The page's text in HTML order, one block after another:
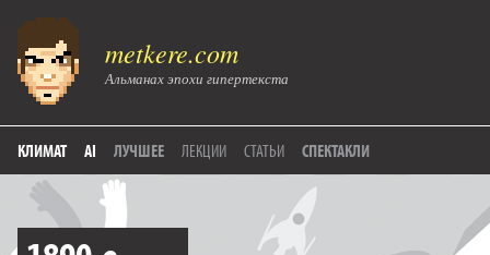
metkere.com
Альманах эпохи гипертекста
КЛИМАТ AI ЛУЧШЕЕ ЛЕКЦИИ СТАТЬИ СПЕКТАКЛИ